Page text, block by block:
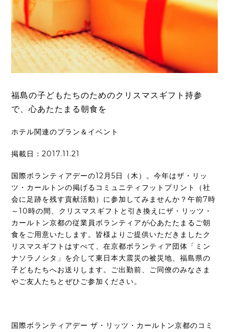
福島の子どもたちのためのクリスマスギフト持参
で、心あたたまる朝食を
ホテル関連のプラン＆イベント
掲載日：2017.11.21
国際ボランティアデーの12月5日（木）。今年はザ・リッ
ツ・カールトンの掲げるコミュニティフットプリント（社
会に足跡を残す貢献活動）に参加してみませんか？午前7時
～10時の間、クリスマスギフトと引き換えにザ・リッツ・
カールトン京都の従業員ボランティアが心あたたまるご朝
食をご用意いたします。皆様よりご提供いただきましたク
リスマスギフトはすべて、在京都ボランティア団体「ミン
ナソラノシタ」を介して東日本大震災の被災地、福島県の
子どもたちへお送りします。ご出勤前、ご同僚のみなさま
やご友人たちとぜひご参加ください。
国際ボランティアデー ザ・リッツ・カールトン京都のコミ